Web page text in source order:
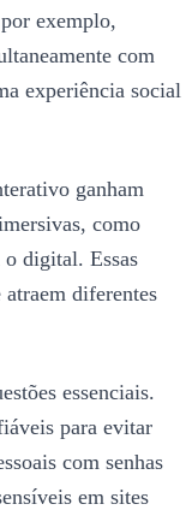
exemplo,
com
experiência social
ganham
como
digital. Essas
diferentes
essenciais.
para evitar
com senhas
em sites